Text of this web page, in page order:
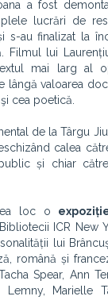
a fost
lucrări de
s-au finalizat la
Filmul lui
mai larg al
lângă valoarea
cea poetică.
de la Târgu
calea
și chiar
loc o
ICR New
lui
română și
Spear, Ann
Marielle